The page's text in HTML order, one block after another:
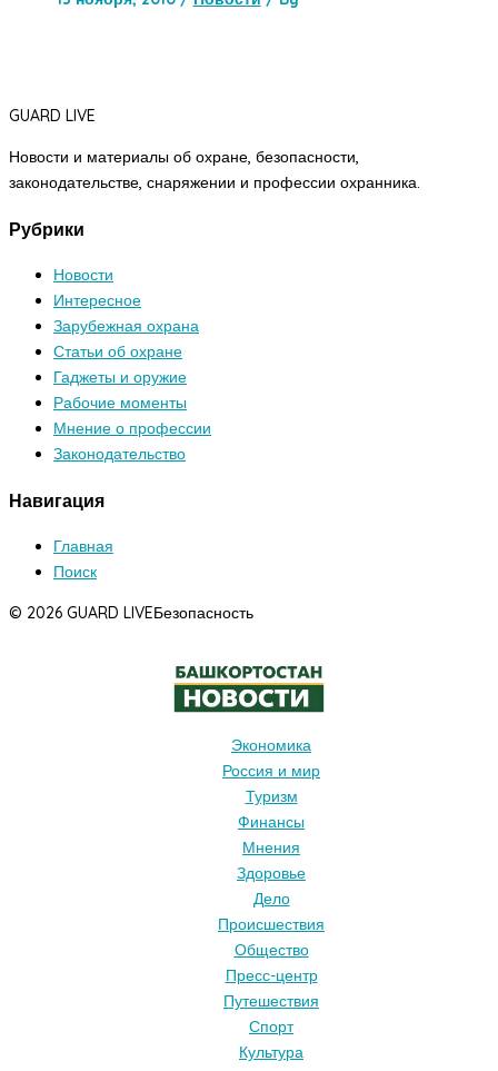
GUARD LIVE
Новости и материалы об охране, безопасности,
законодательстве, снаряжении и профессии охранника.
Рубрики
Новости
Интересное
Зарубежная охрана
Статьи об охране
Гаджеты и оружие
Рабочие моменты
Мнение о профессии
Законодательство
Навигация
Главная
Поиск
© 2026 GUARD LIVEБезопасность
Экономика
Россия и мир
Туризм
Финансы
Мнения
Здоровье
Дело
Происшествия
Общество
Пресс-центр
Путешествия
Спорт
Культура